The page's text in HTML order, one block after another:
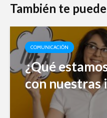
También te
COMUNICACIÓN
¿Qué
con nuestras